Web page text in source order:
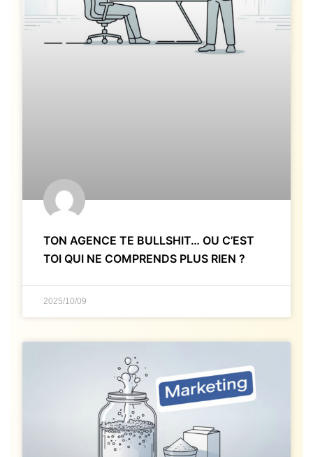
TON AGENCE TE BULLSHIT… OU C’EST
TOI QUI NE COMPRENDS PLUS RIEN ?
2025/10/09